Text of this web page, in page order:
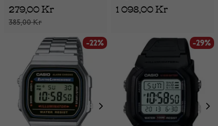
385,00 Kr
279,00 Kr 1 098,00 Kr
-22% -29%